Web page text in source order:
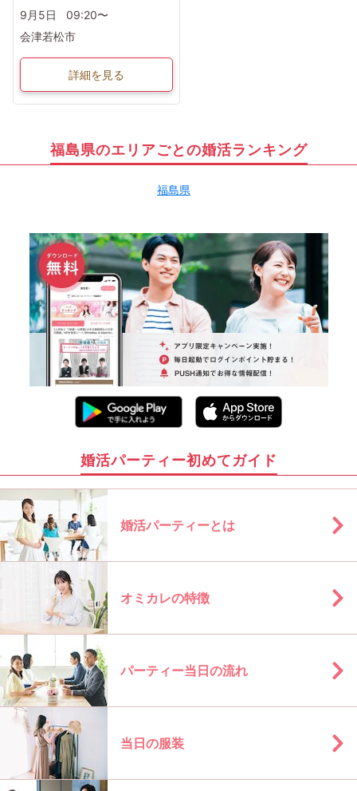
9月5日
09:20〜
会津若松市
詳細を見る
福島県のエリアごとの婚活ランキング
福島県
婚活パーティー初めてガイド
婚活パーティーとは
オミカレの特徴
パーティー当日の流れ
当日の服装